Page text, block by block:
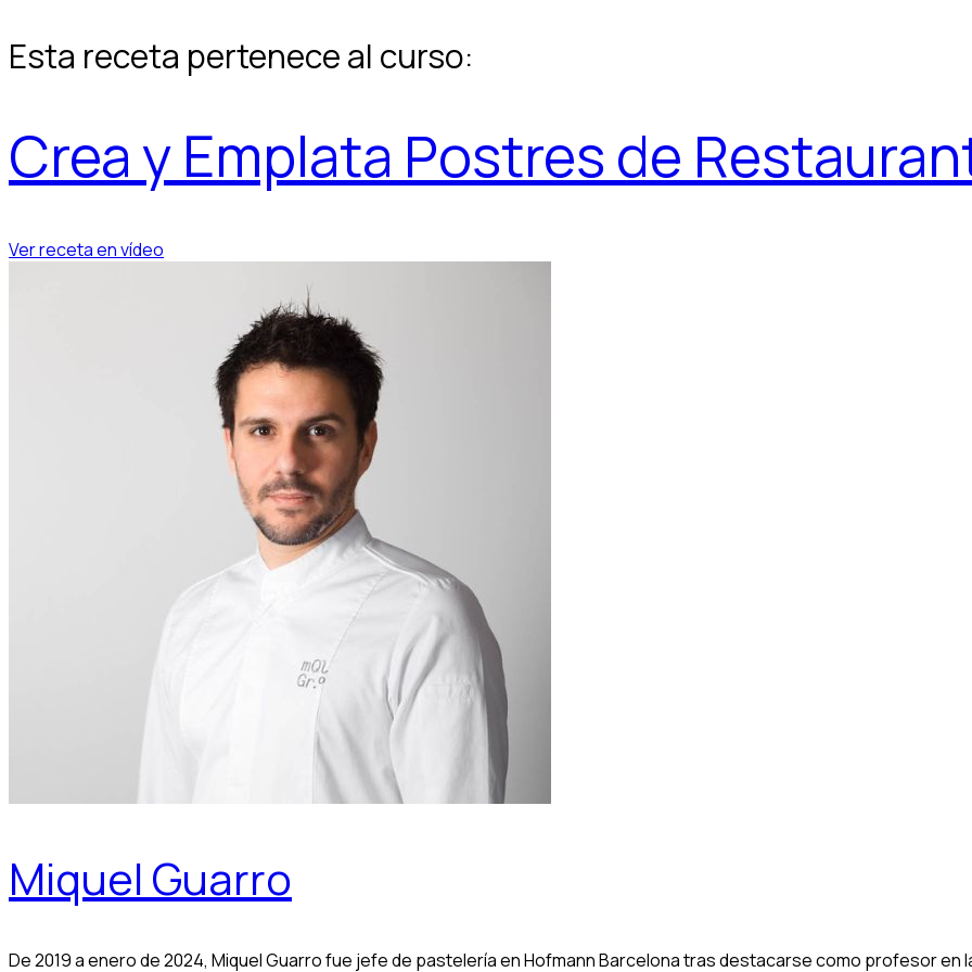
Esta receta pertenece al curso:
Crea y Emplata Postres de
Ver receta en vídeo
Miquel Guarro
De 2019 a enero de 2024, Miquel Guarro fue jefe de pastelería en Hofmann Barcelona tras destacarse como profesor